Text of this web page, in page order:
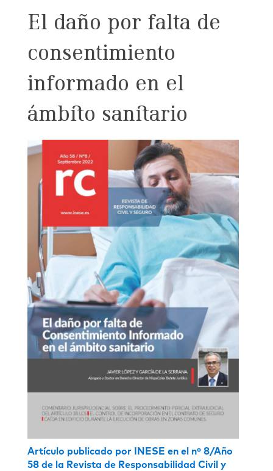
El daño por falta de
consentimiento
informado en el
ámbito sanitario
Artículo publicado por INESE en el nº 8/Año
58 de la Revista de Responsabilidad Civil y